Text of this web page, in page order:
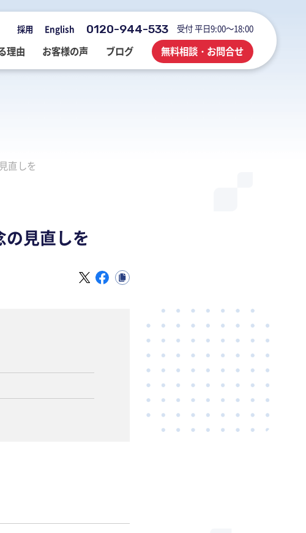
採用 English 0120-944-533 受付 平日9:00～18:00
登記・行政手続
業務改善・ IT活用
理由 お客様の声 ブログ
M&Aブログ
を
社員でつくる 明るく楽しく元気に
無料相談・お問合せ
直しを
見直しを